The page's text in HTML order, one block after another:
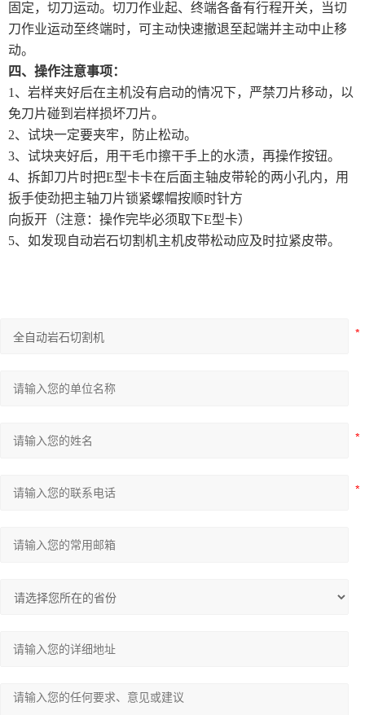
固定，切刀运动。切刀作业起、终端各备有行程开关，当切
刀作业运动至终端时，可主动快速撤退至起端并主动中止移
动。
四、操作注意事项：
1、岩样夹好后在主机没有启动的情况下，严禁刀片移动，以
免刀片碰到岩样损坏刀片。
2、试块一定要夹牢，防止松动。
3、试块夹好后，用干毛巾擦干手上的水渍，再操作按钮。
4、拆卸刀片时把E型卡卡在后面主轴皮带轮的两小孔内，用
扳手使劲把主轴刀片锁紧螺帽按顺时针方
向扳开（注意：操作完毕必须取下E型卡）
5、如发现自动岩石切割机主机皮带松动应及时拉紧皮带。